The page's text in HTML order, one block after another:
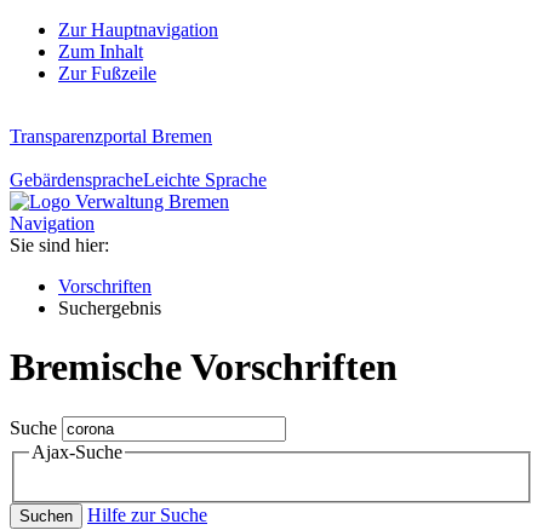
Zur Hauptnavigation
Zum Inhalt
Zur Fußzeile
Transparenzportal Bremen
GebärdenspracheLeichte Sprache
Navigation
Sie sind hier:
Vorschriften
Suchergebnis
Bremische Vorschriften
Suche
Ajax-Suche
Suchen Hilfe zur Suche